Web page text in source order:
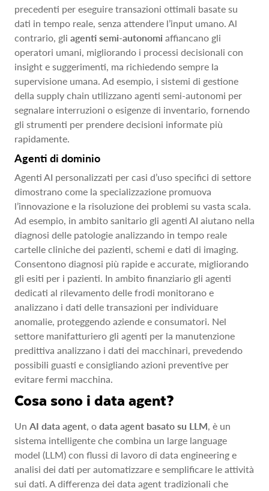
precedenti per eseguire transazioni ottimali basate su
dati in tempo reale, senza attendere l’input umano. Al
contrario, gli agenti semi-autonomi affiancano gli
operatori umani, migliorando i processi decisionali con
insight e suggerimenti, ma richiedendo sempre la
supervisione umana. Ad esempio, i sistemi di gestione
della supply chain utilizzano agenti semi-autonomi per
segnalare interruzioni o esigenze di inventario, fornendo
gli strumenti per prendere decisioni informate più
rapidamente.
Agenti di dominio
Agenti AI personalizzati per casi d’uso specifici di settore
dimostrano come la specializzazione promuova
l’innovazione e la risoluzione dei problemi su vasta scala.
Ad esempio, in ambito sanitario gli agenti AI aiutano nella
diagnosi delle patologie analizzando in tempo reale
cartelle cliniche dei pazienti, schemi e dati di imaging.
Consentono diagnosi più rapide e accurate, migliorando
gli esiti per i pazienti. In ambito finanziario gli agenti
dedicati al rilevamento delle frodi monitorano e
analizzano i dati delle transazioni per individuare
anomalie, proteggendo aziende e consumatori. Nel
settore manifatturiero gli agenti per la manutenzione
predittiva analizzano i dati dei macchinari, prevedendo
possibili guasti e consigliando azioni preventive per
evitare fermi macchina.
Cosa sono i data agent?
Un AI data agent, o data agent basato su LLM, è un
sistema intelligente che combina un large language
model (LLM) con flussi di lavoro di data engineering e
analisi dei dati per automatizzare e semplificare le attività
sui dati. A differenza dei data agent tradizionali che